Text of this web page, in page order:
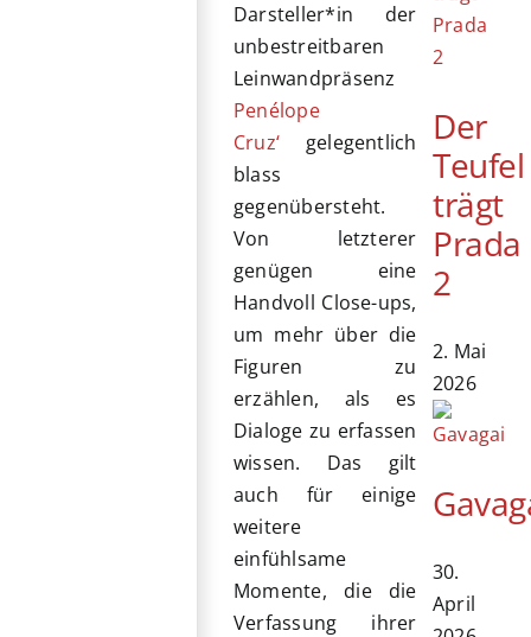
Darsteller*in der
unbestreitbaren
Leinwandpräsenz
Penélope
Cruz‘ gelegentlich
blass
gegenübersteht.
Von letzterer
genügen eine
Handvoll Close-ups,
um mehr über die
Figuren zu
erzählen, als es
Dialoge zu erfassen
wissen. Das gilt
auch für einige
weitere
einfühlsame
Momente, die die
Verfassung ihrer
Der
Teufel
trägt
Prada
2
2. Mai
2026
30.
April